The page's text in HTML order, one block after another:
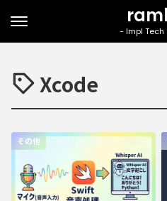
Xcode
その他